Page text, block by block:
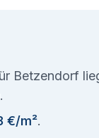
Betzendorf
.
€/m².